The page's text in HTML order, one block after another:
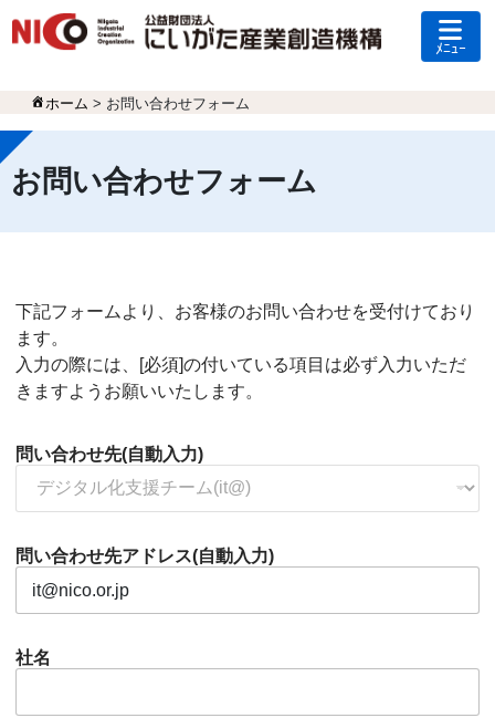
ﾒﾆｭｰ
ホーム > お問い合わせフォーム
お問い合わせフォーム
下記フォームより、お客様のお問い合わせを受付けており
ます。
入力の際には、[必須]の付いている項目は必ず入力いただ
きますようお願いいたします。
問い合わせ先(自動入力)
問い合わせ先アドレス(自動入力)
社名